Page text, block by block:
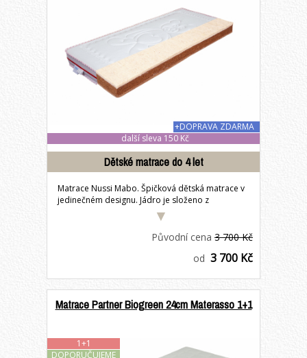
další sleva 150 Kč
+DOPRAVA ZDARMA
Dětské matrace do 4 let
Matrace Nussi Mabo. Špičková dětská matrace v
jedinečném designu. Jádro je složeno z
Původní cena 3 700 Kč
od 3 700 Kč
Matrace Partner Biogreen 24cm Materasso 1+1
1+1
DOPORUČUJEME